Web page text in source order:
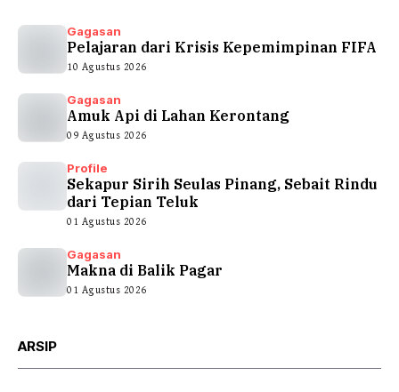
Gagasan
Pelajaran dari Krisis Kepemimpinan FIFA
10 Agustus 2026
Gagasan
Amuk Api di Lahan Kerontang
09 Agustus 2026
Profile
Sekapur Sirih Seulas Pinang, Sebait Rindu
dari Tepian Teluk
01 Agustus 2026
Gagasan
Makna di Balik Pagar
01 Agustus 2026
ARSIP